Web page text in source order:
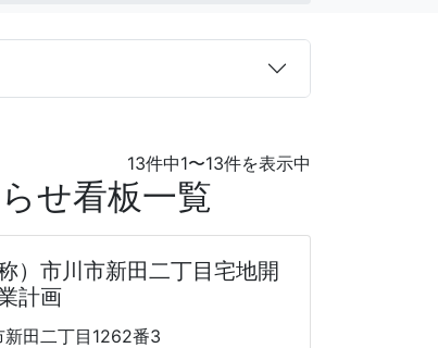
13件中1〜13件を表示中
せ看板一覧
称）市川市新田二丁目宅地開
計画
新田二丁目1262番3